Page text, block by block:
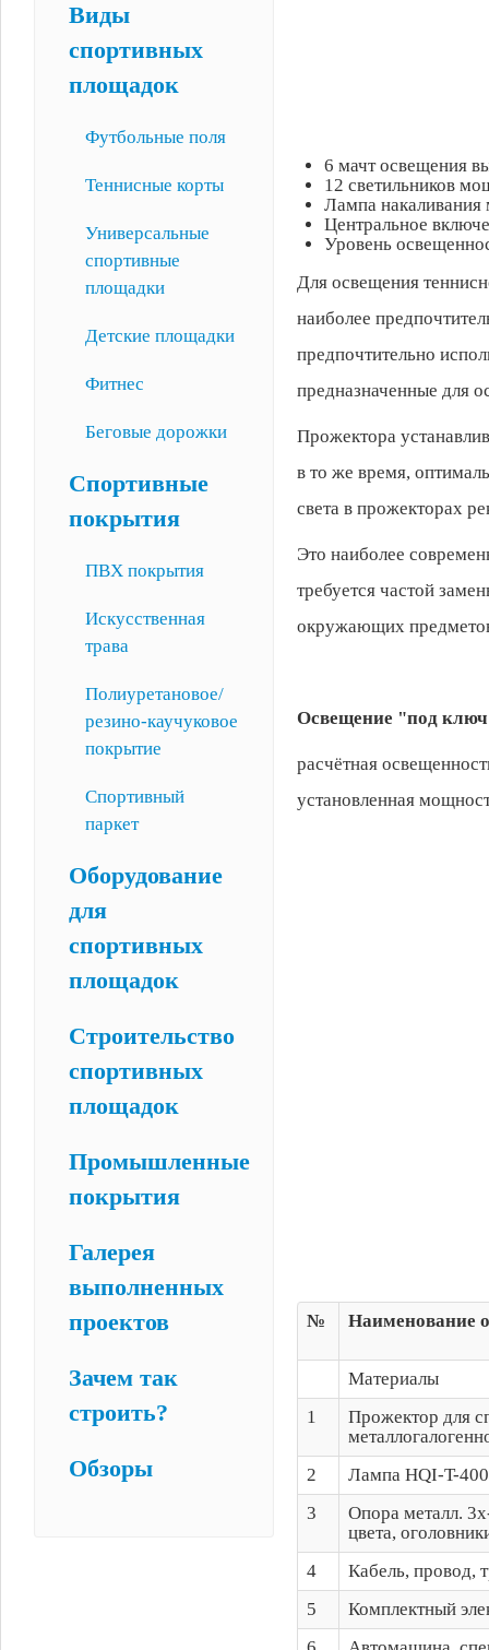
Виды
спортивных
площадок
Футбольные поля
Теннисные корты
Универсальные
спортивные
площадки
Детские площадки
Фитнес
Беговые дорожки
Спортивные
покрытия
ПВХ покрытия
Искусственная
трава
Полиуретановое/
резино-каучуковое
покрытие
Спортивный
паркет
Оборудование
для
спортивных
площадок
Строительство
спортивных
площадок
Промышленные
покрытия
Галерея
выполненных
проектов
Зачем так
строить?
Обзоры
6 мачт освещения
12 светильников
Лампа накаливания
Центральное
Уровень
Для освещения
наиболее
предпочтительно
предназначенные для
Прожектора
в то же время,
света в прожекторах
Это наиболее
требуется частой
окружающих
Освещение "под
расчётная
установленная
№ Наименование
Материалы
1
Прожектор для
2
Лампа HQI-T-
3
Опора металл.
цвета,
4
Кабель, провод,
5
Комплектный